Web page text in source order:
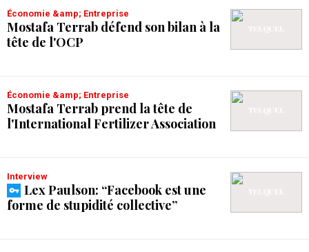
Économie &amp; Entreprise
Mostafa Terrab défend son bilan à la
tête de l'OCP
Économie &amp; Entreprise
Mostafa Terrab prend la tête de
l'International Fertilizer Association
Interview
Lex Paulson: “Facebook est une
forme de stupidité collective”